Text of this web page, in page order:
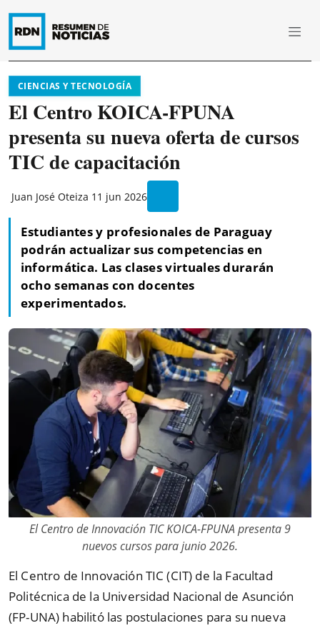
CIENCIAS Y TECNOLOGÍA
El Centro KOICA-FPUNA
presenta su nueva oferta de cursos
TIC de capacitación
Juan José Oteiza 11 jun 2026
Estudiantes y profesionales de Paraguay
podrán actualizar sus competencias en
informática. Las clases virtuales durarán
ocho semanas con docentes
experimentados.
El Centro de Innovación TIC KOICA-FPUNA presenta 9
nuevos cursos para junio 2026.
El Centro de Innovación TIC (CIT) de la Facultad
Politécnica de la Universidad Nacional de Asunción
(FP-UNA) habilitó las postulaciones para su nueva